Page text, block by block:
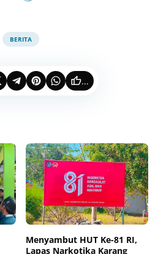
BERITA
...
Menyambut HUT Ke-81 RI,
Lapas Narkotika Karang